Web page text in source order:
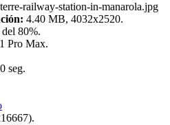
railway-station-in-manarola.jpg
4.40 MB, 4032x2520.
80%.
Pro Max.
seg.